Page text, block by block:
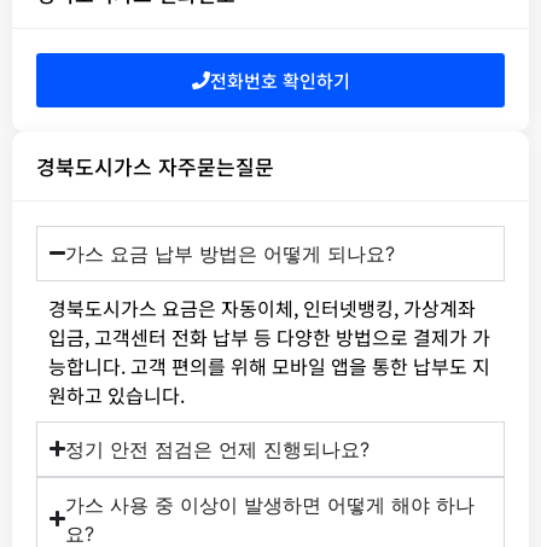
전화번호 확인하기
경북도시가스 자주묻는질문
가스 요금 납부 방법은 어떻게 되나요?
경북도시가스 요금은 자동이체, 인터넷뱅킹, 가상계좌
입금, 고객센터 전화 납부 등 다양한 방법으로 결제가 가
능합니다. 고객 편의를 위해 모바일 앱을 통한 납부도 지
원하고 있습니다.
정기 안전 점검은 언제 진행되나요?
가스 사용 중 이상이 발생하면 어떻게 해야 하나
요?